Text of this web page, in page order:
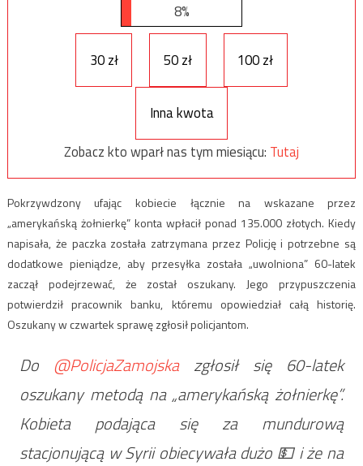
8%
30 zł 50 zł 100 zł
Inna kwota
Zobacz kto wparł nas tym miesiącu: Tutaj
Pokrzywdzony ufając kobiecie łącznie na wskazane przez
„amerykańską żołnierkę” konta wpłacił ponad 135.000 złotych. Kiedy
napisała, że paczka została zatrzymana przez Policję i potrzebne są
dodatkowe pieniądze, aby przesyłka została „uwolniona” 60-latek
zaczął podejrzewać, że został oszukany. Jego przypuszczenia
potwierdził pracownik banku, któremu opowiedział całą historię.
Oszukany w czwartek sprawę zgłosił policjantom.
Do @PolicjaZamojskazgłosił się 60-latek
oszukany metodą na „amerykańską żołnierkę”.
Kobieta podająca się za mundurową
stacjonującą w Syrii obiecywała dużo 💵 i że na